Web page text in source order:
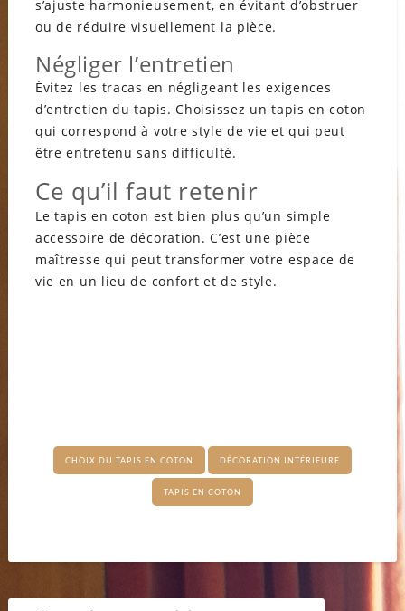
s’ajuste harmonieusement, en évitant d’obstruer
ou de réduire visuellement la pièce.
Négliger l’entretien
Évitez les tracas en négligeant les exigences
d’entretien du tapis. Choisissez un tapis en coton
qui correspond à votre style de vie et qui peut
être entretenu sans difficulté.
Ce qu’il faut retenir
Le tapis en coton est bien plus qu’un simple
accessoire de décoration. C’est une pièce
maîtresse qui peut transformer votre espace de
vie en un lieu de confort et de style.
CHOIX DU TAPIS EN COTON DÉCORATION INTÉRIEURE
TAPIS EN COTON